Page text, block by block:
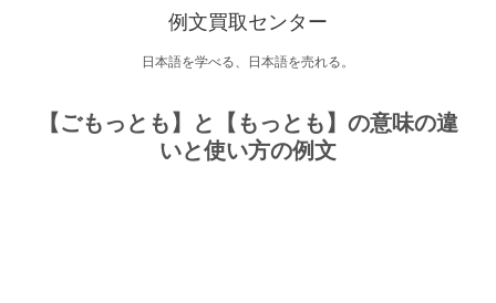
例文買取センター
日本語を学べる、日本語を売れる。
【ごもっとも】と【もっとも】の意味の違
いと使い方の例文